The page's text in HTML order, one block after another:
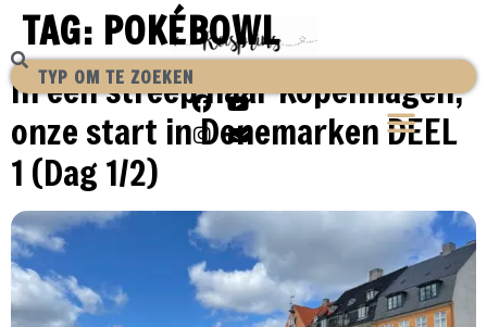
TAG: POKÉBOWL
In één streep naar Kopenhagen,
onze start in Denemarken DEEL
1 (Dag 1/2)